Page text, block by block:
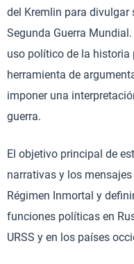
del Kremlin para divulgar
Segunda Guerra
uso político de la historia
herramienta de
imponer una
guerra.
El objetivo principal de
narrativas y los
Régimen Inmortal y
funciones políticas en
URSS y en los países